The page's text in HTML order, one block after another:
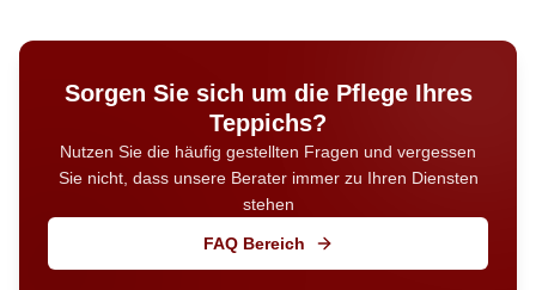
Sorgen Sie sich um die Pflege Ihres
Teppichs?
Nutzen Sie die häufig gestellten Fragen und vergessen
Sie nicht, dass unsere Berater immer zu Ihren Diensten
stehen
FAQ Bereich